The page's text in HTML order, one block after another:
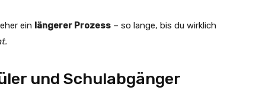
ein längerer Prozess – so lange, bis du wirklich
und Schulabgänger